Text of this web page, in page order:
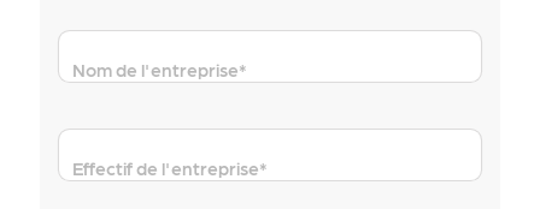
Nom de l'entreprise*
Effectif de l'entreprise*